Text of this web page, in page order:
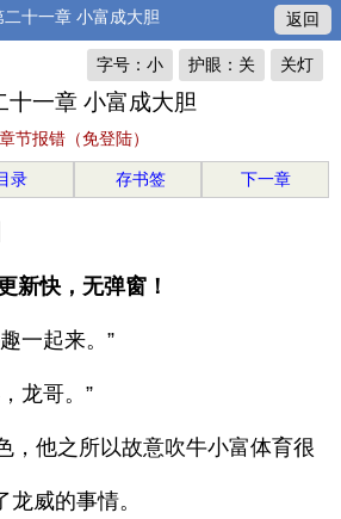
二十一章 小富成大胆 返回
关灯
护眼：关
字号：小
十一章 小富成大胆
章节报错（免登陆）
录 存书签 下一章
新快，无弹窗！
一起来。”
龙哥。”
他之所以故意吹牛小富体育很
威的事情。